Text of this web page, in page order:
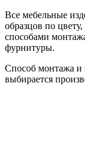
Все мебельные
образцов по
способами
фурнитуры.
Способ монтажа и
выбирается